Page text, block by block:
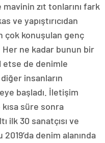
zıt tonlarını fark
ve yapıştırıcıdan
çok konuşulan genç
ne kadar bunun bir
etse de denimle
insanların
başladı. İletişim
süre sonra
ilk 30 sanatçısı ve
denim alanında